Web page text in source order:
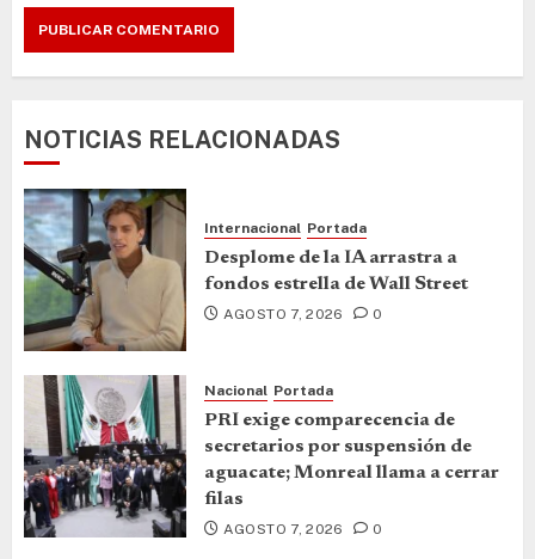
NOTICIAS RELACIONADAS
Internacional Portada
Desplome de la IA arrastra a
fondos estrella de Wall Street
AGOSTO 7, 2026 0
Nacional Portada
PRI exige comparecencia de
secretarios por suspensión de
aguacate; Monreal llama a cerrar
filas
AGOSTO 7, 2026 0